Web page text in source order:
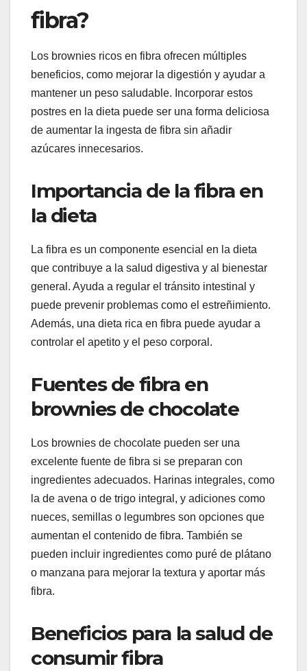
fibra?
Los brownies ricos en fibra ofrecen múltiples
beneficios, como mejorar la digestión y ayudar a
mantener un peso saludable. Incorporar estos
postres en la dieta puede ser una forma deliciosa
de aumentar la ingesta de fibra sin añadir
azúcares innecesarios.
Importancia de la fibra en
la dieta
La fibra es un componente esencial en la dieta
que contribuye a la salud digestiva y al bienestar
general. Ayuda a regular el tránsito intestinal y
puede prevenir problemas como el estreñimiento.
Además, una dieta rica en fibra puede ayudar a
controlar el apetito y el peso corporal.
Fuentes de fibra en
brownies de chocolate
Los brownies de chocolate pueden ser una
excelente fuente de fibra si se preparan con
ingredientes adecuados. Harinas integrales, como
la de avena o de trigo integral, y adiciones como
nueces, semillas o legumbres son opciones que
aumentan el contenido de fibra. También se
pueden incluir ingredientes como puré de plátano
o manzana para mejorar la textura y aportar más
fibra.
Beneficios para la salud de
consumir fibra